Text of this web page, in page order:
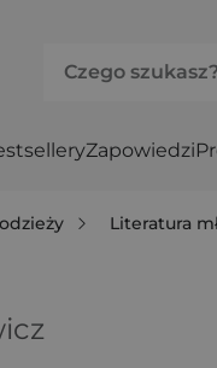
Zapowiedzi
Literatura